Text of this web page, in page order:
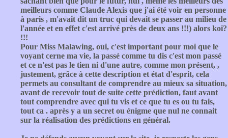
meilleurs comme Claude Alexis que j'ai été voir en personne
à paris , m'avait dit un truc qui devait se passer au milieu de
l'année et en effet c'est arrivé près de deux ans !!!) alors koi?
!!!
Pour Miss Malawing, oui, c'est important pour moi que le
voyant cerne ma vie, la passé comme tu dis c'est mon passé
et ce n'est pas le tien ni d'une autre, comme mon présent, ,
justement, grâce à cette description et état d'esprit, cela
permets au consultant de comprendre au mieux sa situation,
avant de recevoir tout de suite cette prédiction, faut avant
tout comprendre avec qui tu vis et ce que tu es ou tu fais,
tout ca . après y a un secret ou énigme que nul ne connait
sur la réalisation des prédictions en général.